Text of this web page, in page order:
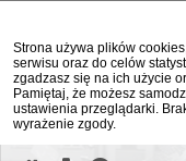
Strona używa plików
serwisu oraz do celów
zgadzasz się na ich użycie
Pamiętaj, że możesz
ustawienia przeglądarki.
wyrażenie zgody.